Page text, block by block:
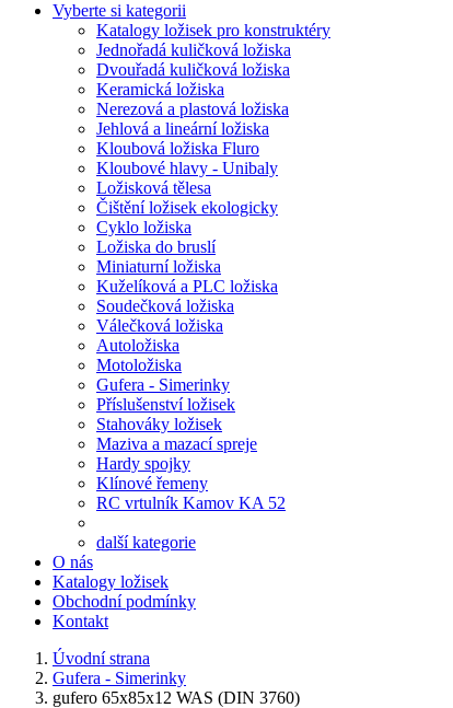
Vyberte si kategorii
Katalogy ložisek pro konstruktéry
Jednořadá kuličková ložiska
Dvouřadá kuličková ložiska
Keramická ložiska
Nerezová a plastová ložiska
Jehlová a lineární ložiska
Kloubová ložiska Fluro
Kloubové hlavy - Unibaly
Ložisková tělesa
Čištění ložisek ekologicky
Cyklo ložiska
Ložiska do bruslí
Miniaturní ložiska
Kuželíková a PLC ložiska
Soudečková ložiska
Válečková ložiska
Autoložiska
Motoložiska
Gufera - Simerinky
Příslušenství ložisek
Stahováky ložisek
Maziva a mazací spreje
Hardy spojky
Klínové řemeny
RC vrtulník Kamov KA 52
další kategorie
O nás
Katalogy ložisek
Obchodní podmínky
Kontakt
Úvodní strana
Gufera - Simerinky
gufero 65x85x12 WAS (DIN 3760)